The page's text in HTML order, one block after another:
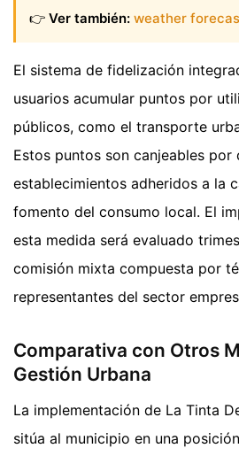
👉 Ver también: weather
El sistema de fidelización
usuarios acumular puntos por
públicos, como el transporte
Estos puntos son canjeables por
establecimientos adheridos a la
fomento del consumo local. El
esta medida será evaluado
comisión mixta compuesta por
representantes del sector
Comparativa con Otros
Gestión Urbana
La implementación de La Tinta
sitúa al municipio en una